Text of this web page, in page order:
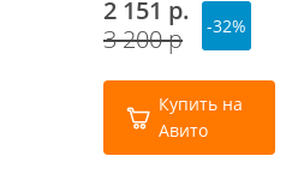
2 151 р.
3 200 р
-32%
Купить на
Авито